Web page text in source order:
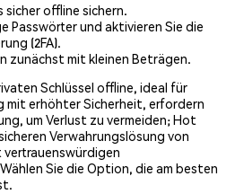
sicher offline sichern.
Passwörter und aktivieren Sie die
(2FA).
zunächst mit kleinen Beträgen.
Schlüssel offline, ideal für
mit erhöhter Sicherheit, erfordern
um Verlust zu vermeiden; Hot
Verwahrungslösung von
Sie die Option, die am besten